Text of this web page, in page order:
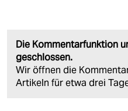
Die Kommentarfunktion
geschlossen.
Wir öffnen die
Artikeln für etwa drei